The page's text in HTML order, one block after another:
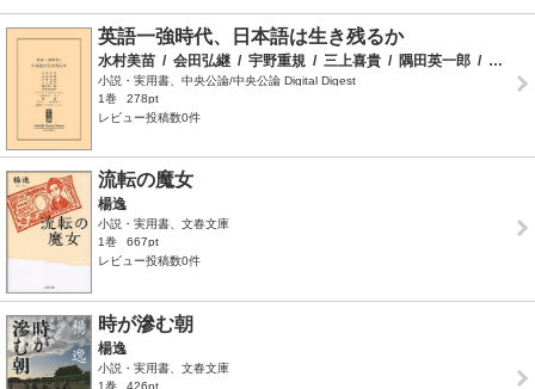
英語一強時代、日本語は生き残るか
水村美苗 / 会田弘継 / 宇野重規 / 三上喜貴 / 隅田英一郎 /
小説・実用書、中央公論/中央公論 Digital Digest
1巻
278pt
レビュー投稿数0件
流転の魔女
楊逸
小説・実用書、文春文庫
1巻
667pt
レビュー投稿数0件
時が滲む朝
楊逸
小説・実用書、文春文庫
1巻
426pt